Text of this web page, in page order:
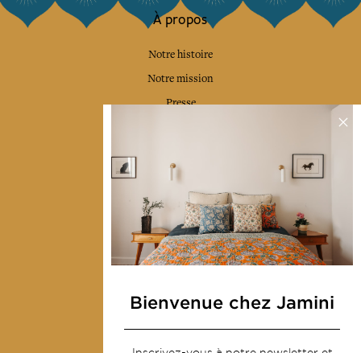
À propos
Notre histoire
Notre mission
Presse
Collections
Déco & Linge de maison
Linge de table
Sacs & pochettes
Services
Bienvenue chez Jamini